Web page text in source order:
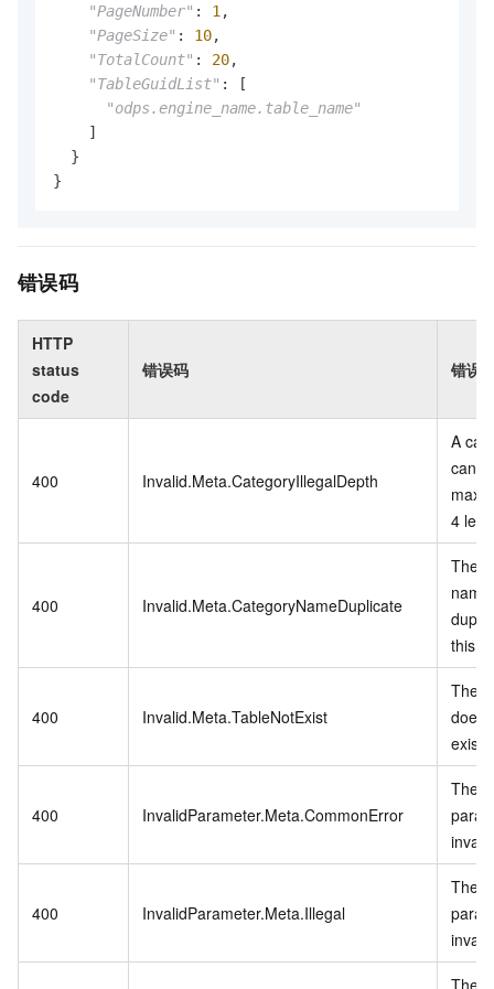
"PageNumber" : 1 ,
"PageSize" : 10,
"TotalCount" : 20,
"TableGuidList" : [
"odps.engine_name.table_name"
    ]
  }
}
错误码
HTTP
status
code
错误码 错误
400 Invalid.Meta.CategoryIllegalDepth
A
can
4
400 Invalid.Meta.CategoryNameDuplicate
The
this
400 Invalid.Meta.TableNotExist
The
does
exist.
400 InvalidParameter.Meta.CommonError
The
400 InvalidParameter.Meta.Illegal
The
The